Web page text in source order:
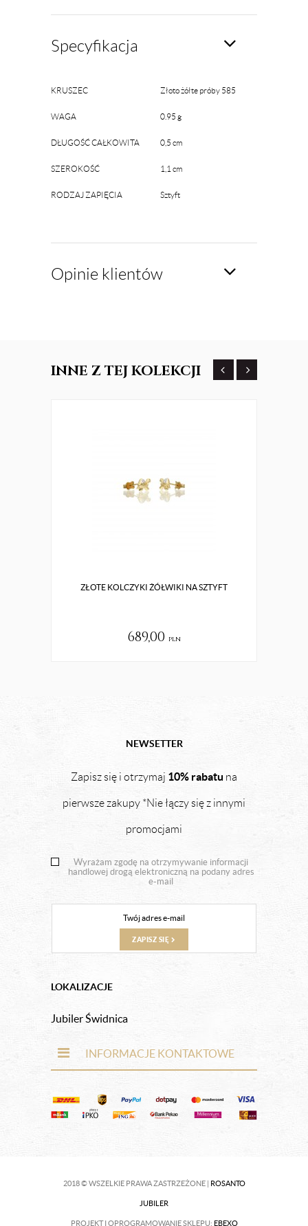
Specyfikacja
KRUSZEC Złoto żółte próby 585
WAGA 0.95 g
DŁUGOŚĆ CAŁKOWITA 0,5 cm
SZEROKOŚĆ 1,1 cm
RODZAJ ZAPIĘCIA Sztyft
Opinie klientów
INNE Z TEJ KOLEKCJI
ZŁOTE KOLCZYKI ŻÓŁWIKI NA SZTYFT
689,00 pln
NEWSETTER
Zapisz się i otrzymaj 10% rabatu na
pierwsze zakupy *Nie łączy się z innymi
promocjami
Wyrażam zgodę na otrzymywanie informacji
handlowej drogą elektroniczną na podany adres
e-mail
ZAPISZ SIĘ
LOKALIZACJE
Jubiler Świdnica
INFORMACJE KONTAKTOWE
2018 © WSZELKIE PRAWA ZASTRZEŻONE | ROSANTO
JUBILER
PROJEKT I OPROGRAMOWANIE SKLEPU: EBEXO